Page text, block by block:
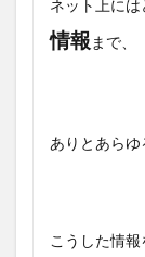
ネット上に
情報 まで、
ありとあらゆ
こうした情